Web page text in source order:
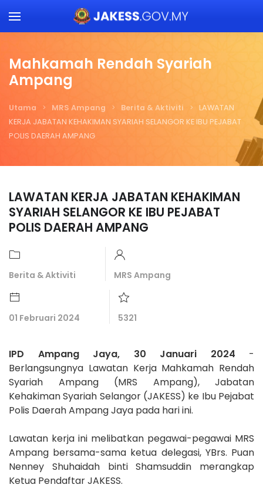
Skip to main content
Mahkamah Rendah Syariah
Ampang
Utama MRS Ampang Berita & Aktiviti
LAWATAN
KERJA JABATAN KEHAKIMAN SYARIAH SELANGOR KE IBU PEJABAT
POLIS DAERAH AMPANG
LAWATAN KERJA JABATAN KEHAKIMAN
SYARIAH SELANGOR KE IBU PEJABAT
POLIS DAERAH AMPANG
Berita & Aktiviti MRS Ampang
01 Februari 2024 5321
IPD Ampang Jaya, 30 Januari 2024 -
Berlangsungnya Lawatan Kerja Mahkamah Rendah
Syariah Ampang (MRS Ampang), Jabatan
Kehakiman Syariah Selangor (JAKESS) ke Ibu Pejabat
Polis Daerah Ampang Jaya pada hari ini.
Lawatan kerja ini melibatkan pegawai-pegawai MRS
Ampang bersama-sama ketua delegasi, YBrs. Puan
Nenney Shuhaidah binti Shamsuddin merangkap
Ketua Pendaftar JAKESS.